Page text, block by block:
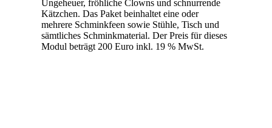
Ungeheuer, fröhliche Clowns und schnurrende
Kätzchen. Das Paket beinhaltet eine oder
mehrere Schminkfeen sowie Stühle, Tisch und
sämtliches Schminkmaterial. Der Preis für dieses
Modul beträgt 200 Euro inkl. 19 % MwSt.